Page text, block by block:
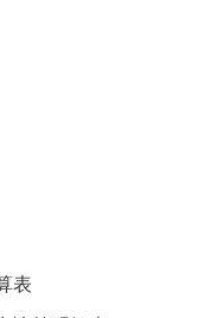
表